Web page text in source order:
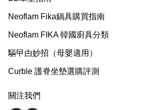
Neoflam Fika鍋具購買指南
Neoflam FIKA 韓國廚具分類
驅曱甴妙招（母嬰適用）
Curble 護脊坐墊選購評測
關注我們